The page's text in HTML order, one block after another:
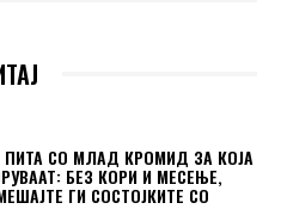
ПИТА СО МЛАД КРОМИД ЗА КОЈА
БЕЗ КОРИ И МЕСЕЊЕ,
ГИ СОСТОЈКИТЕ СО